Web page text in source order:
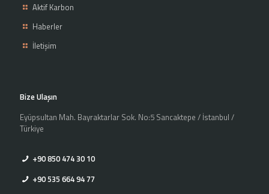
Aktif Karbon
Haberler
İletişim
Bize Ulaşın
Eyüpsultan Mah. Bayraktarlar Sok. No:5 Sancaktepe / İstanbul /
Türkiye
+90 850 474 30 10
+90 535 664 94 77